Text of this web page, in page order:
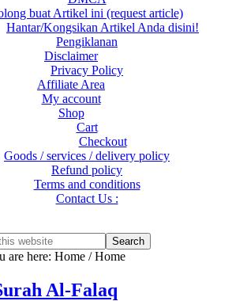
buat Artikel ini (request article)
Hantar/Kongsikan Artikel Anda disini!
Pengiklanan
Disclaimer
Privacy Policy
Affiliate Area
My account
Shop
Cart
Checkout
Goods / services / delivery policy
Refund policy
Terms and conditions
Contact Us :
Hide
are here: Home /Home
Al-Falaq